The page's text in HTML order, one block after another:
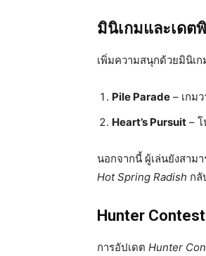
มินิเกมและเดต
เพิ่มความสนุกด้วยมินิเ
Pile Parade – เกม
Heart’s Pursuit –
นอกจากนี้ ผู้เล่นยังสาม
Hot Spring Radish กลั
Hunter
การอัปเดต Hunter